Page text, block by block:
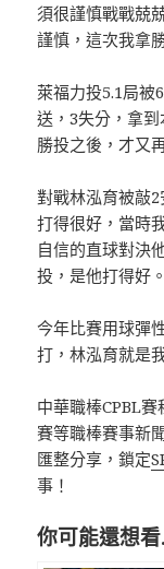
須很謹慎戰戰兢
謹慎，這次我拿
萊福力投5.1局被
送，3失分，拿
勝投之後，才又
對戰林泓育被敲
打得很好，當時
自信的直球對決
投，是他打得好。
今年比賽用球彈
打，林泓育就是
中華職棒CPBL
賽等職棒賽事新
匯整分享，鎖定
事！
你可能還想